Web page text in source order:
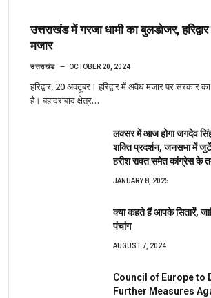
उत्तराखंड में गरजा धामी का बुलडोजर,
मजार
उत्तराखंड OCTOBER 20, 2024
हरिद्वार, 20 अक्टूबर। हरिद्वार में अवैध मजार पर सरकार
है। बहादराबाद क्षेत्र…
लक्सर में आज होगा जगदेव
शक्ति प्रदर्शन, जनसभा में
हरीश रावत समेत कांग्रेस के
JANUARY 8, 2025
क्या कहते हैं आपके सितारें,
पंचांग
AUGUST 7, 2024
Council of Europe to
Further Measures